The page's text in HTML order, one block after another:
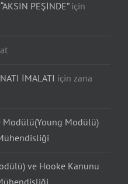
PEŞİNDE”için
İMALATI için zana
Modülü(Young Modülü)
ve Hooke Kanunu